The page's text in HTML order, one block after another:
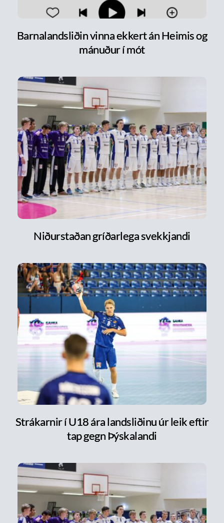
Barnalandsliðin vinna ekkert án Heimis og
mánuður í mót
Niðurstaðan gríðarlega svekkjandi
Strákarnir í U18 ára landsliðinu úr leik eftir
tap gegn Þýskalandi